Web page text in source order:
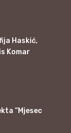
Haskić,
Komar
“Mjesec